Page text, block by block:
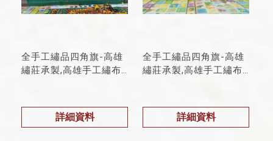
全手工繡品四角旗-高雄
繡莊承製,高雄手工繡布
詳細資料
全手工繡品四角旗-高雄
繡莊承製,高雄手工繡布
詳細資料